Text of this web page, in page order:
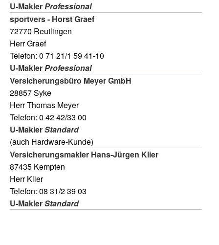
U-MaklerProfessional
sportvers - Horst Graef
72770 Reutlingen
Herr Graef
Telefon: 0 71 21/1 59 41-10
U-MaklerProfessional
Versicherungsbüro Meyer GmbH
28857 Syke
Herr Thomas Meyer
Telefon: 0 42 42/33 00
U-MaklerStandard
(auch Hardware-Kunde)
Versicherungsmakler Hans-Jürgen Klier
87435 Kempten
Herr Klier
Telefon: 08 31/2 39 03
U-MaklerStandard